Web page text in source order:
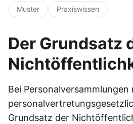
Muster Praxiswissen
Der Grundsatz
Bei Personalversammlungen
Grundsatz der